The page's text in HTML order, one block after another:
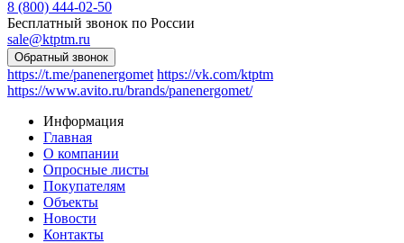
8 (800) 444-02-50
Бесплатный звонок по России
sale@ktptm.ru
https://t.me/panenergomet https://vk.com/ktptm
https://www.avito.ru/brands/panenergomet/
Информация
Главная
О компании
Опросные листы
Покупателям
Объекты
Новости
Контакты